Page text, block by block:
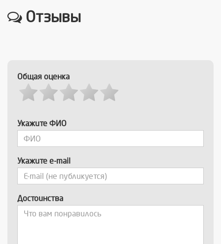
Отзывы
Общая оценка
Укажите ФИО
Укажите e-mail
Достоинства